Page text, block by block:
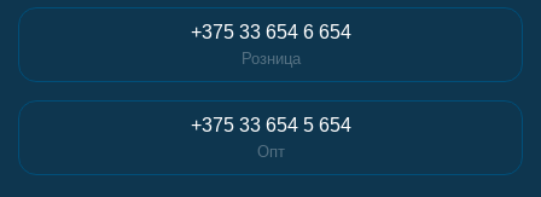
+375 33 654 6 654
Розница
+375 33 654 5 654
Опт